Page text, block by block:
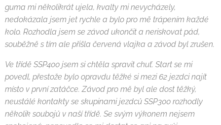
guma mi několikrát ujela, kvalty mi nevycházely,
nedokázala jsem jet rychle a bylo pro mě trápením každé
kolo. Rozhodla jsem se závod ukončit a neriskovat pád,
souběžně s tím ale přišla červená vlajka a závod byl zrušen.
Ve třídě SSP400 jsem si chtěla spravit chuť. Start se mi
povedl, přestože bylo opravdu těžké si mezi 62 jezdci najít
místo v první zatáčce. Závod pro mě byl ale dost těžký,
neustálé kontakty se skupinami jezdců SSP300 rozhodly
několik soubojů v naší třídě. Se svým výkonem nejsem